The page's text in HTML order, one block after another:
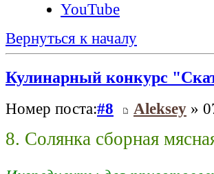
YouTube
Вернуться к началу
Кулинарный конкурс
Номер поста:#8 Aleksey »
8. Cолянка сборная